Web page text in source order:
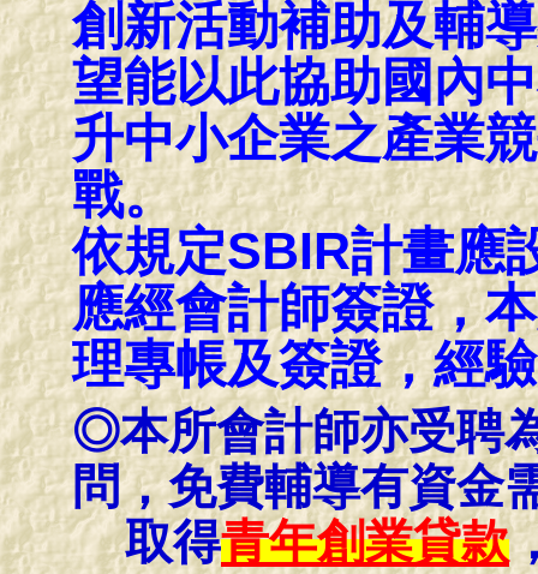
創新活動補助及輔
望能以此協助國內
升中小企業之產業
戰。
依規定SBIR計畫應
應經會計師簽證，
理專帳及簽證，經
◎本所會計師亦受聘
問，免費輔導有資金
取得青年創業貸款